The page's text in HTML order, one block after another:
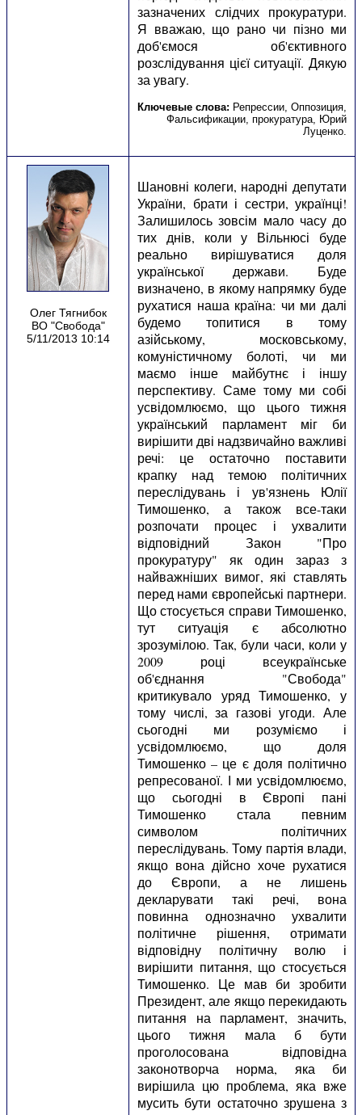
Ключевые слова: Репрессии Оппозиция
Фальсификации прокуратура Юрий
Луценко
Олег Тягнибок
ВО "Свобода"
5/11/2013 10:14
Шановні колеги, народні депутати
України, брати і сестри, українці!
Залишилось зовсім мало часу до
тих днів, коли у Вільнюсі буде
реально вирішуватися доля
української держави. Буде
визначено, в якому напрямку буде
рухатися наша країна: чи ми далі
будемо топитися в тому
азійському, московському,
комуністичному болоті, чи ми
маємо інше майбутнє і іншу
перспективу. Саме тому ми собі
усвідомлюємо, що цього тижня
український парламент міг би
вирішити дві надзвичайно важливі
речі: це остаточно поставити
крапку над темою політичних
переслідувань і ув'язнень Юлії
Тимошенко, а також все-таки
розпочати процес і ухвалити
відповідний Закон "Про
прокуратуру" як один зараз з
найважніших вимог, які ставлять
перед нами європейські партнери.
Що стосується справи Тимошенко,
тут ситуація є абсолютно
зрозумілою. Так, були часи, коли у
2009 році всеукраїнське
об'єднання "Свобода"
критикувало уряд Тимошенко, у
тому числі, за газові угоди. Але
сьогодні ми розуміємо і
усвідомлюємо, що доля
Тимошенко – це є доля політично
репресованої. І ми усвідомлюємо,
що сьогодні в Європі пані
Тимошенко стала певним
символом політичних
переслідувань. Тому партія влади,
якщо вона дійсно хоче рухатися
до Європи, а не лишень
декларувати такі речі, вона
повинна однозначно ухвалити
політичне рішення, отримати
відповідну політичну волю і
вирішити питання, що стосується
Тимошенко. Це мав би зробити
Президент, але якщо перекидають
питання на парламент, значить,
цього тижня мала б бути
проголосована відповідна
законотворча норма, яка би
вирішила цю проблема, яка вже
мусить бути остаточно зрушена з